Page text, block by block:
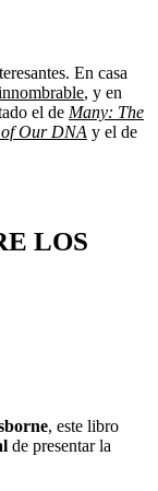
En casa
, y en
el de Many: The
of Our DNA y el de
LOS
, este libro
de presentar la